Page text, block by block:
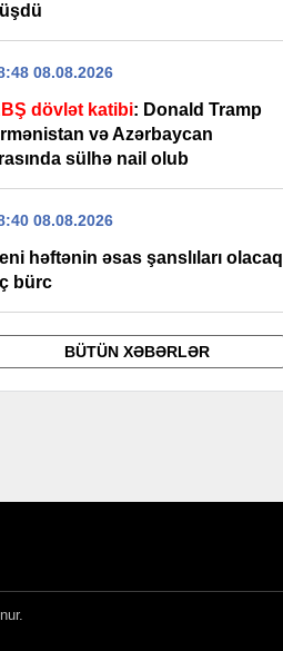
08.08.2026
dövlət katibi: Donald Tramp
və Azərbaycan
sülhə nail olub
08.08.2026
həftənin əsas şanslıları olacaq
bürc
BÜTÜN XƏBƏRLƏR